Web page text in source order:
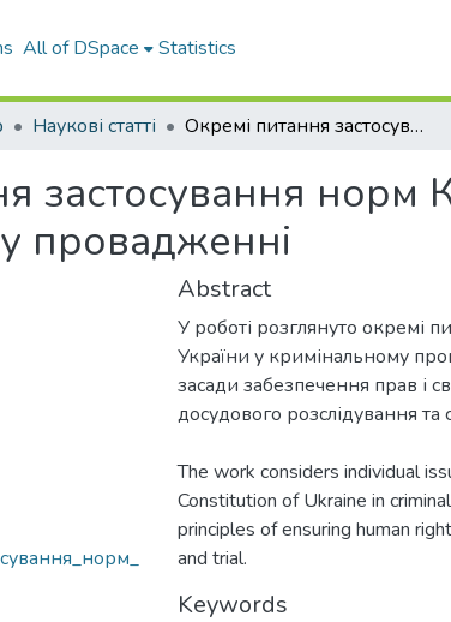
All of DSpace Statistics
Наукові статті Окремі питання застосування норм Конституції України у кримінальному провадженні
застосування норм
провадженні
Abstract
У роботі розглянуто окремі
України у кримінальному
засади забезпечення прав і
досудового розслідування та
The work considers individual
Constitution of Ukraine in
principles of ensuring human
and trial.
Keywords